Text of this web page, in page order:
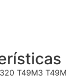
T49M3 T49M